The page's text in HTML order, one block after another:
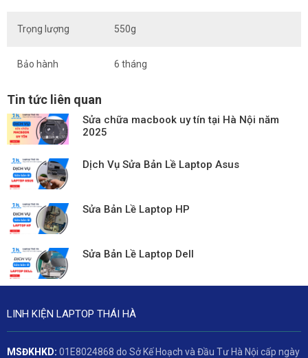
Trọng lượng 550g
Bảo hành 6 tháng
Tin tức liên quan
Sửa chữa macbook uy tín tại Hà Nội năm
2025
Dịch Vụ Sửa Bản Lề Laptop Asus
Sửa Bản Lề Laptop HP
Sửa Bản Lề Laptop Dell
LINH KIỆN LAPTOP THÁI HÀ
MSĐKHKD: 01E8024868 do Sở Kế Hoạch và Đầu Tư Hà Nội cấp ngày